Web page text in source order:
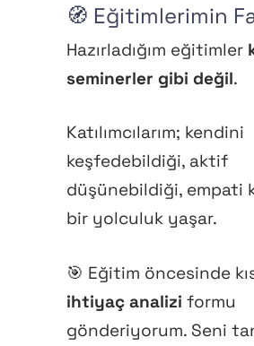
🧭 Eğitimlerimin
Hazırladığım eğitimler
seminerler gibi değil.
Katılımcılarım; kendini
keşfedebildiği, aktif
düşünebildiği, empati
bir yolculuk yaşar.
🎯 Eğitim öncesinde
ihtiyaç analizi formu
gönderiyorum. Seni